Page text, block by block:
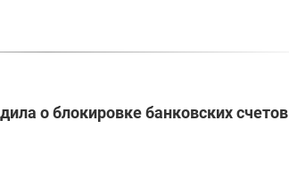
о блокировке банковских счетов